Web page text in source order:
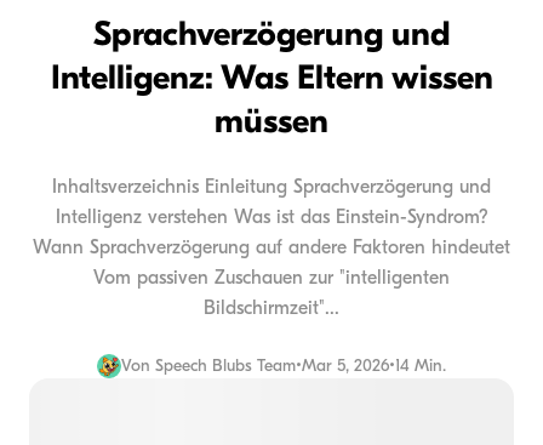
Sprachverzögerung und
Intelligenz: Was Eltern wissen
müssen
Inhaltsverzeichnis Einleitung Sprachverzögerung und
Intelligenz verstehen Was ist das Einstein-Syndrom?
Wann Sprachverzögerung auf andere Faktoren hindeutet
Vom passiven Zuschauen zur "intelligenten
Bildschirmzeit"...
Von Speech Blubs Team•Mar 5, 2026•14 Min.